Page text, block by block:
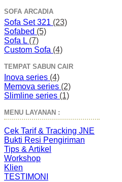
SOFA ARCADIA
Sofa Set 321 (23)
Sofabed (5)
Sofa L (7)
Custom Sofa (4)
TEMPAT SABUN CAIR
Inova series (4)
Memova series (2)
Slimline series (1)
MENU LAYANAN :
Cek Tarif & Tracking JNE
Bukti Resi Pengiriman
Tips & Artikel
Workshop
Klien
TESTIMONI